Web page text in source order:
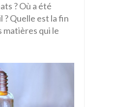
? Où a été
Quelle est la fin
matières qui le